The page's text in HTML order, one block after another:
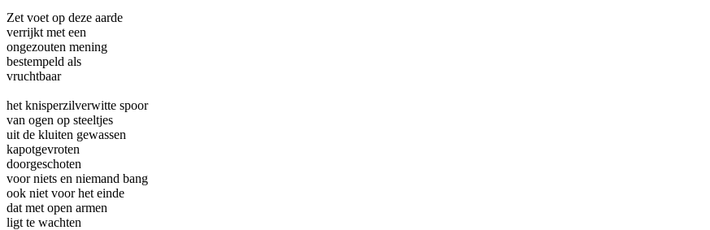
Zet voet op deze aarde
verrijkt met een
ongezouten mening
bestempeld als
vruchtbaar
het knisperzilverwitte spoor
van ogen op steeltjes
uit de kluiten gewassen
kapotgevroten
doorgeschoten
voor niets en niemand bang
ook niet voor het einde
dat met open armen
ligt te wachten